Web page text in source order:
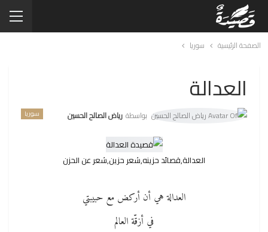
الصفحة الرئيسية سوريا
العدالة
سوريا بواسطة رياض الصالح الحسين
العدالة,قصائد حزينه,شعر حزين,شعر عن الحزن
العدالة هي أن أركض مع حبيبتي
في أزقّة العالم